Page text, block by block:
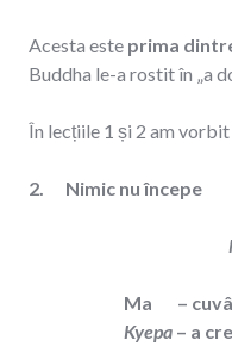
Acesta este prima
Buddha le-a rostit în „a
În lecțiile 1 și 2 am
2. Nimic nu începe
Ma –
Kyepa – a